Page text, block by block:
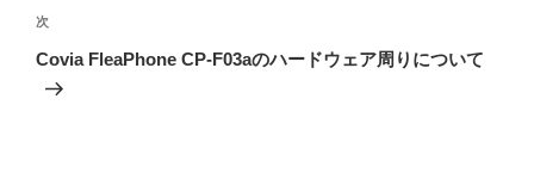
ビ
ゲ
ー
稿
次
の
次
Covia FleaPhone CP-F03aのハードウェア周りについて